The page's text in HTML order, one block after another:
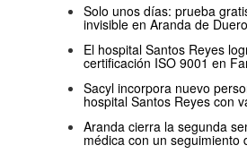
Solo unos días: prueba
invisible en Aranda de Duero
El hospital Santos Reyes
certificación ISO 9001 en
Sacyl incorpora nuevo
hospital Santos Reyes con
Aranda cierra la segunda
médica con un seguimiento